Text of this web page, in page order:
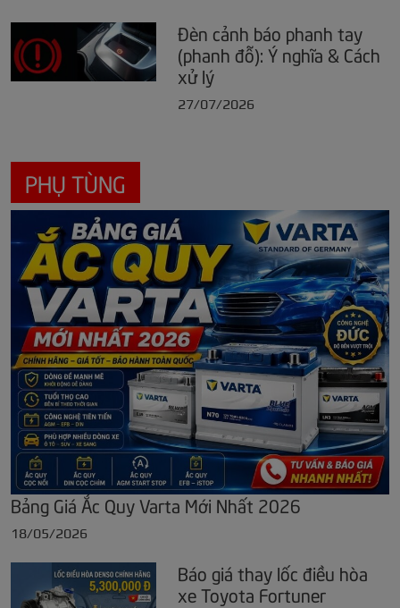
Đèn cảnh báo phanh tay
(phanh đỗ): Ý nghĩa & Cách
xử lý
27/07/2026
PHỤ TÙNG
Bảng Giá Ắc Quy Varta Mới Nhất 2026
18/05/2026
Báo giá thay lốc điều hòa
xe Toyota Fortuner